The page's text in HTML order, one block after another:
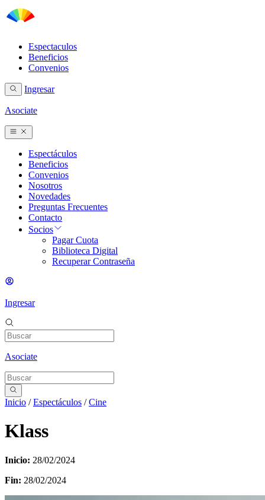
Espectaculos
Beneficios
Convenios
Ingresar
Asociate
Espectáculos
Beneficios
Convenios
Nosotros
Novedades
Preguntas Frecuentes
Contacto
Socios
Pagar Cuota
Biblioteca Digital
Recuperar Contraseña
Ingresar
Asociate
Inicio /Espectáculos /Cine
Klass
Inicio: 28/02/2024
Fin: 28/02/2024